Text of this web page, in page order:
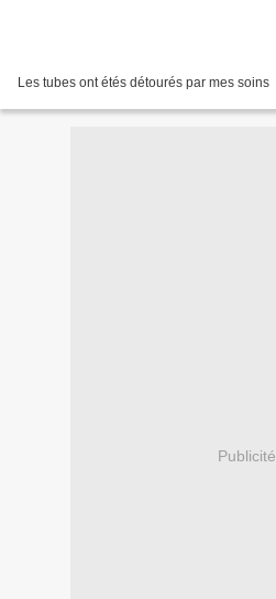
Les tubes ont étés détourés par mes soins
Publicité